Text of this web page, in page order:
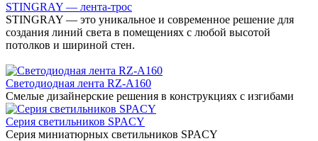
STINGRAY — лента-трос
STINGRAY — это уникальное и современное решение для
создания линий света в помещениях с любой высотой
потолков и шириной стен.
Светодиодная лента RZ-A160
Смелые дизайнерские решения в конструкциях с изгибами
Серия светильников SPACY
Серия миниатюрных светильников SPACY